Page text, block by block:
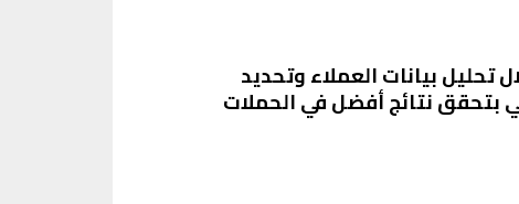
بيانات العملاء وتحديد
بتحقق نتائج أفضل في الحملات